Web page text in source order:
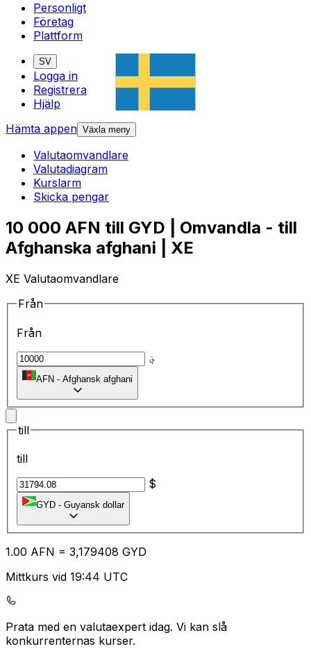
Personligt
Företag
Plattform
SV
Logga in
Registrera
Hjälp
Hämta appen Växla meny
Valutaomvandlare
Valutadiagram
Kurslarm
Skicka pengar
10 000 AFN till GYD | Omvandla - till
Afghanska afghani | XE
XE Valutaomvandlare
Från
Från
؋
AFN - Afghansk afghani
till
till
$
GYD - Guyansk dollar
1.00 AFN = 3,179408 GYD
Mittkurs vid 19:44 UTC
Prata med en valutaexpert idag. Vi kan slå
konkurrenternas kurser.